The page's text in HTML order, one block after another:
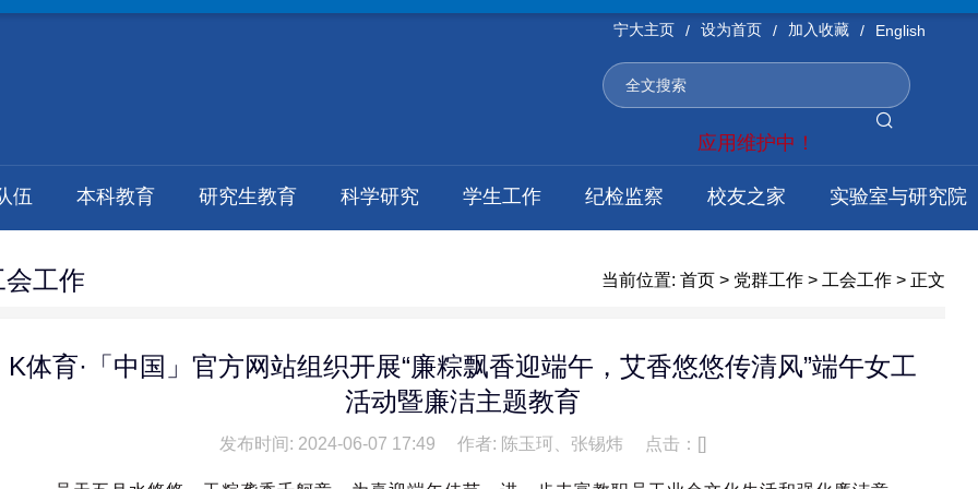
宁大主页 / 设为首页 / 加入收藏 / English
应用维护中！
伍 本科教育 研究生教育 科学研究 学生工作 纪检监察 校友之家 实验室与研究院
会工作 当前位置: 首页 > 党群工作 > 工会工作 > 正文
K体育·「中国」官方网站组织开展“廉粽飘香迎端午，艾香悠悠传清风”端午女工
活动暨廉洁主题教育
发布时间: 2024-06-07 17:49 作者: 陈玉珂、张锡炜 点击：[]